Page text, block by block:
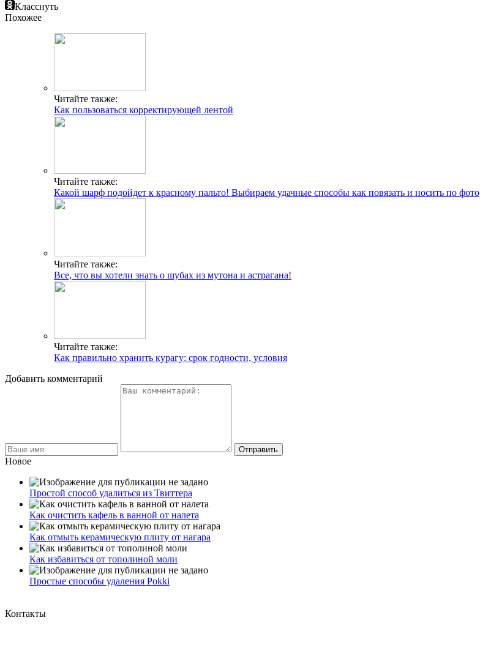
Класснуть
Похожее
Читайте также:
Как пользоваться корректирующей лентой
Читайте также:
Какой шарф подойдет к красному пальто! Выбираем удачные способы как повязать и носить по фото
Читайте также:
Все, что вы хотели знать о шубах из мутона и астрагана!
Читайте также:
Как правильно хранить курагу: срок годности, условия
Добавить комментарий
Новое
Простой способ удалиться из Твиттера
Как очистить кафель в ванной от налета
Как отмыть керамическую плиту от нагара
Как избавиться от тополиной моли
Простые способы удаления Pokki
Контакты